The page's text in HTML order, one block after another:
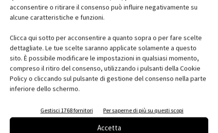
acconsentire o ritirare il consenso può influire negativamente su
alcune caratteristiche e funzioni.
Clicca qui sotto per acconsentire a quanto sopra o per fare scelte
dettagliate. Le tue scelte saranno applicate solamente a questo
sito. È possibile modificare le impostazioni in qualsiasi momento,
compreso il ritiro del consenso, utilizzando i pulsanti della Cookie
Policy o cliccando sul pulsante di gestione del consenso nella parte
inferiore dello schermo.
Gestisci 1768 fornitori Per saperne di più su questi scopi
Accetta
mancati i contributi del settore industriale e delle istituzioni
pubbliche (tra cui la Fondazione Villum, la Fondazione Viessmann,
Fondazione Somfy, Dovista, VELUX Ucraina, Danfoss, Kromann
Reumert, il Fondo danese per l’esportazione e gli investimenti -
EIFO -, Artelia, IC Cube, DFDS).